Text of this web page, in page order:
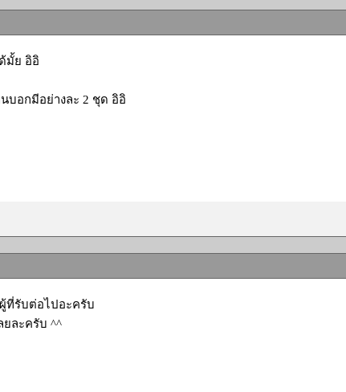
มั้ย อิอิ
นบอกมีอย่างละ 2 ชุด อิอิ
ที่รับต่อไปอะครับ
ยละครับ ^^